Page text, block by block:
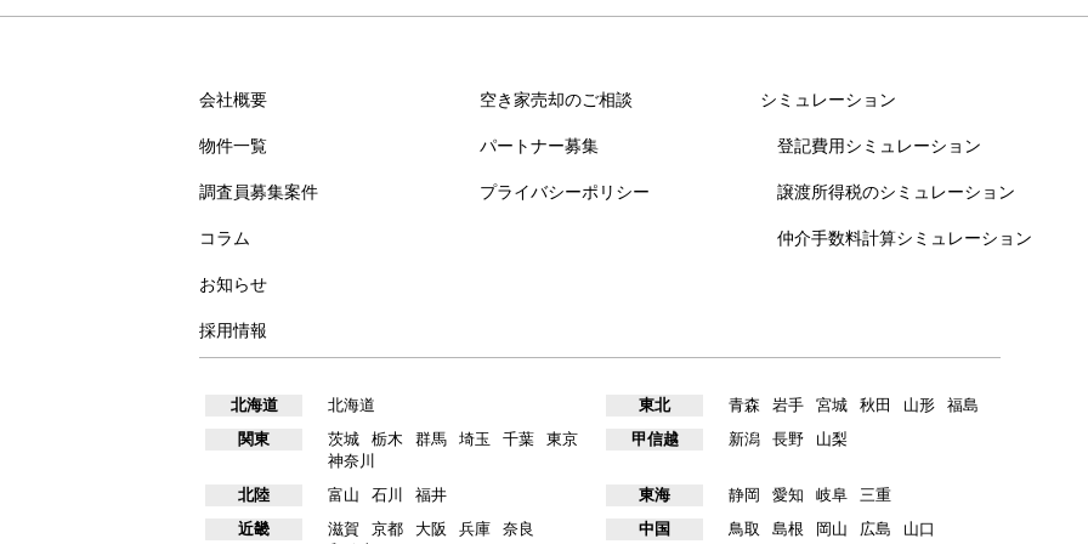
会社概要
物件一覧
調査員募集案件
コラム
お知らせ
採用情報
空き家売却のご相談
パートナー募集
プライバシーポリシー
シミュレーション
登記費用シミュレーション
譲渡所得税のシミュレーション
仲介手数料計算シミュレーション
北海道 北海道 東北 青森 岩手 宮城 秋田 山形
福島
関東
茨城 栃木 群馬 埼玉 千葉
東京
神奈川
甲信越 新潟 長野 山梨
北陸 富山 石川 福井 東海 静岡 愛知 岐阜
三重
近畿
滋賀 京都 大阪 兵庫
奈良
中国 鳥取 島根 岡山 広島 山口